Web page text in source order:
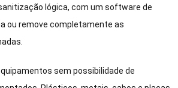
lógica, com um software de
ou remove completamente as
sem possibilidade de